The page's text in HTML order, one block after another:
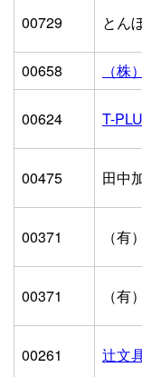
00729 とん
00658
（
00624 T-
00475 田中
00371 （有
00371 （有
00261 辻文